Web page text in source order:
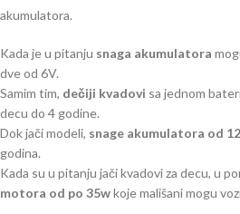
akumulatora.
Kada je u pitanju snaga akumulatora
dve od 6V.
Samim tim, dečiji kvadovi sa jednom
decu do 4 godine.
Dok jači modeli, snage akumulatora od
godina.
Kada su u pitanju jači kvadovi za decu, u
motora od po 35wkoje mališani mogu